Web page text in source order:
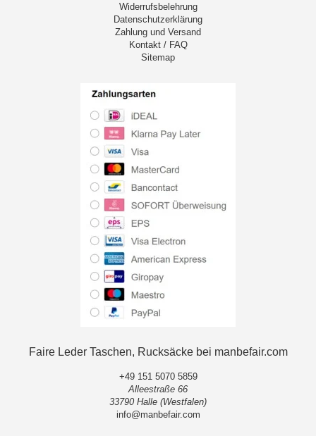
Widerrufsbelehrung
Datenschutzerklärung
Zahlung und Versand
Kontakt / FAQ
Sitemap
Faire Leder Taschen, Rucksäcke bei manbefair.com
+49 151 5070 5859
Alleestraße 66
33790 Halle (Westfalen)
info@manbefair.com